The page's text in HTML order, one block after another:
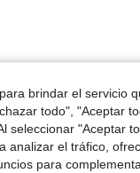
in, Caderas: 100 cm /
brindar el servicio
todo", "Aceptar
seleccionar "Aceptar
analizar el tráfico,
para